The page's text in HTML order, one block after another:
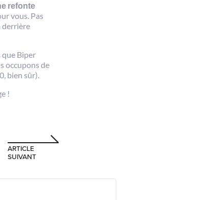
refonte
vous. Pas
derrière
que Biper
occupons de
bien sûr).
!
ARTICLE
SUIVANT